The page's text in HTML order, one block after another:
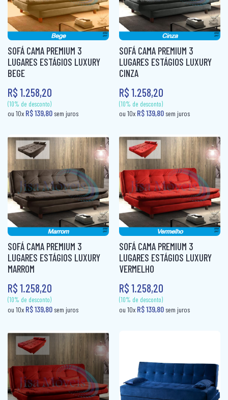
(10% de desconto)
ou 10xR$ 79,80sem juros (10% de desconto)
ou 10xR$ 139,80sem
SOFÁ CAMA PREMIUM 3
LUGARES ESTÁGIOS LUXURY
BEGE
R$ 1.258,20
SOFÁ CAMA PREMIUM 3
LUGARES ESTÁGIOS LUXURY
CINZA
R$ 1.258,20
SOFÁ CAMA PREMIUM 3
LUGARES ESTÁGIOS LUXURY
MARROM
R$ 1.258,20
SOFÁ CAMA PREMIUM 3
LUGARES ESTÁGIOS LUXURY
VERMELHO
R$ 1.258,20